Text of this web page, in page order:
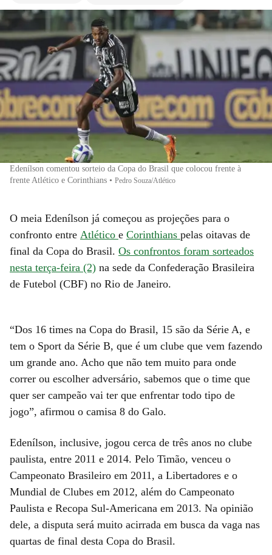
Edenílson comentou sorteio da Copa do Brasil que colocou frente à
frente Atlético e Corinthians • Pedro Souza/Atlético
O meia Edenílson já começou as projeções para o
confronto entre Atlético e Corinthians pelas oitavas de
final da Copa do Brasil. Os confrontos foram sorteados
nesta terça-feira (2) na sede da Confederação Brasileira
de Futebol (CBF) no Rio de Janeiro.
“Dos 16 times na Copa do Brasil, 15 são da Série A, e
tem o Sport da Série B, que é um clube que vem fazendo
um grande ano. Acho que não tem muito para onde
correr ou escolher adversário, sabemos que o time que
quer ser campeão vai ter que enfrentar todo tipo de
jogo”, afirmou o camisa 8 do Galo.
Edenílson, inclusive, jogou cerca de três anos no clube
paulista, entre 2011 e 2014. Pelo Timão, venceu o
Campeonato Brasileiro em 2011, a Libertadores e o
Mundial de Clubes em 2012, além do Campeonato
Paulista e Recopa Sul-Americana em 2013. Na opinião
dele, a disputa será muito acirrada em busca da vaga nas
quartas de final desta Copa do Brasil.